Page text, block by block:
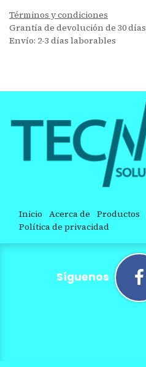
Términos y condiciones
Grantía de devolución de 30 días
Envío: 2-3 días laborables
Inicio Acerca de Productos
Política de privacidad
Síguenos